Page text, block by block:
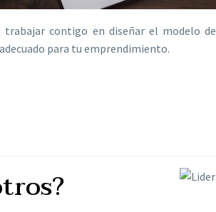
trabajar contigo en diseñar el modelo de
para tu emprendimiento.